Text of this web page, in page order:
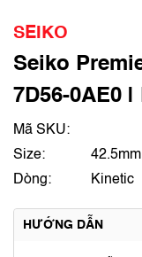
SEIKO
Seiko
7D56-0AE0 |
Mã SKU:
Size:
42.5mm
Dòng:
Kinetic
HƯỚNG DẪN